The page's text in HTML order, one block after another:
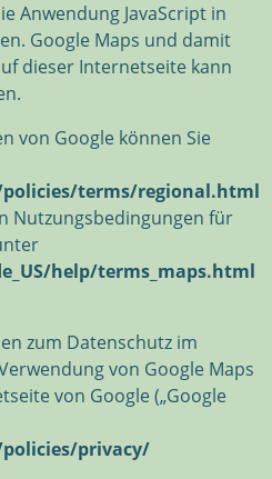
Anwendung JavaScript in
Google Maps und damit
dieser Internetseite kann
von Google können Sie
terms/regional.html
Nutzungsbedingungen für
help/terms_maps.html
zum Datenschutz im
von Google Maps
von Google („Google
privacy/